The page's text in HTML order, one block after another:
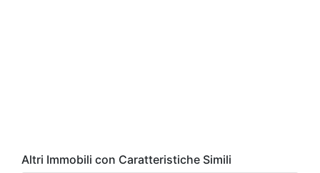
Altri Immobili con Caratteristiche Simili